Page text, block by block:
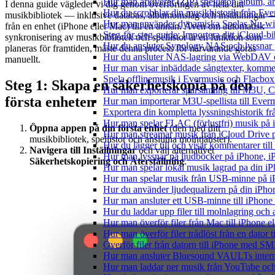
Hur du scrobblar din musikhistorik från
Hur man använder dynamiska Spelas Nu-
Steg-för-steg-guide: Importera ditt iCloud-
Hur du ansluter Synology NAS och
Hur du ansluter NAS-lagring via WebDAV
Hur man visar inbäddade sångtexter,
Spela offlinemusik i Evermusic och
Hur man exporterar spårsamling till M3U,
Hur man importerar M3U-spellista till
Exportera din kompletta lyssningshistorik
Hur man spelar FLAC (förlustfri) musik på
Hur man streamar musik från iCloud Drive
Hur du lägger till och visar kommentarer
Hur man lyssnar på ljudböcker på iPhone,
Hur man spelar lokal musik lagrad pa din
Hur man spelar musik från USB-minne på
Hur du använder ljudequalizern på din
Hur man ansluter ett USB-minne till
Hur du laddar upp filer till molnlagring och
Hur man överför filer från Mac till iPhone
Hur man överför filer trådlöst från en dator
Överför filer från datorn till iPhone med
Hur man ansluter Bluesound VAULTs
Hur man laddar ner musik från YouTube
I denna guide vägleder vi dig genom överföringen av hela ditt
musikbibliotek — inklusive databas, albumomslag och inställningar
från en enhet (iPhone eller Mac) till en annan. Även om automatisk
synkronisering av musikbibliotek och spellistor är en funktion som
planeras för framtiden, måste denna process för närvarande göras
manuellt.
Steg 1: Skapa en säkerhetskopia på den
första enheten
Öppna appen på din första enhet(den med ditt
musikbibliotek, spellistor och anslutna molntjänster).
Navigera till Inställningaroch välj alternativet
Säkerhetskopiering och Återställning.